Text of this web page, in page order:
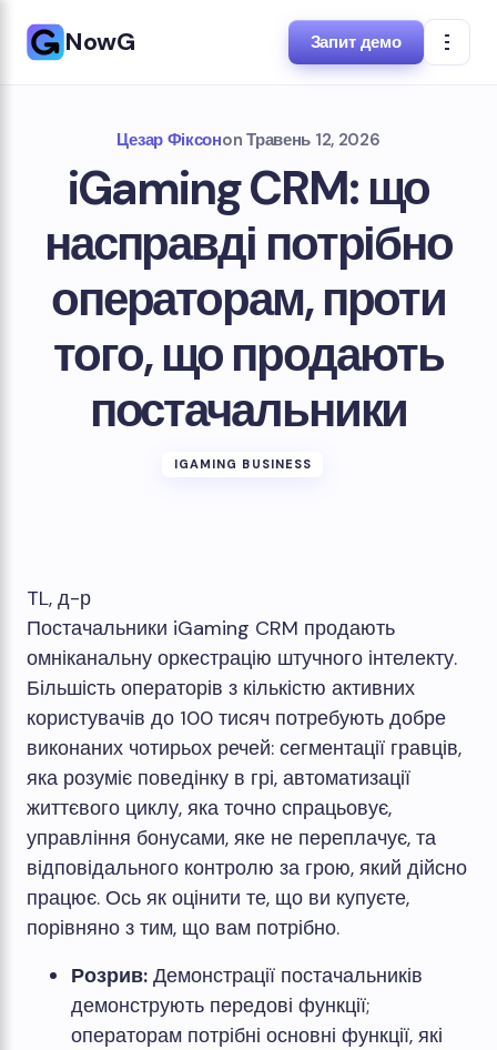
NowG Запит демо
Цезар Фіксонon Травень 12, 2026
iGaming CRM: що
насправді потрібно
операторам, проти
того, що продають
постачальники
IGAMING BUSINESS
TL, д-р
Постачальники iGaming CRM продають
омніканальну оркестрацію штучного інтелекту.
Більшість операторів з кількістю активних
користувачів до 100 тисяч потребують добре
виконаних чотирьох речей: сегментації гравців,
яка розуміє поведінку в грі, автоматизації
життєвого циклу, яка точно спрацьовує,
управління бонусами, яке не переплачує, та
відповідального контролю за грою, який дійсно
працює. Ось як оцінити те, що ви купуєте,
порівняно з тим, що вам потрібно.
Розрив: Демонстрації постачальників
демонструють передові функції;
операторам потрібні основні функції, які